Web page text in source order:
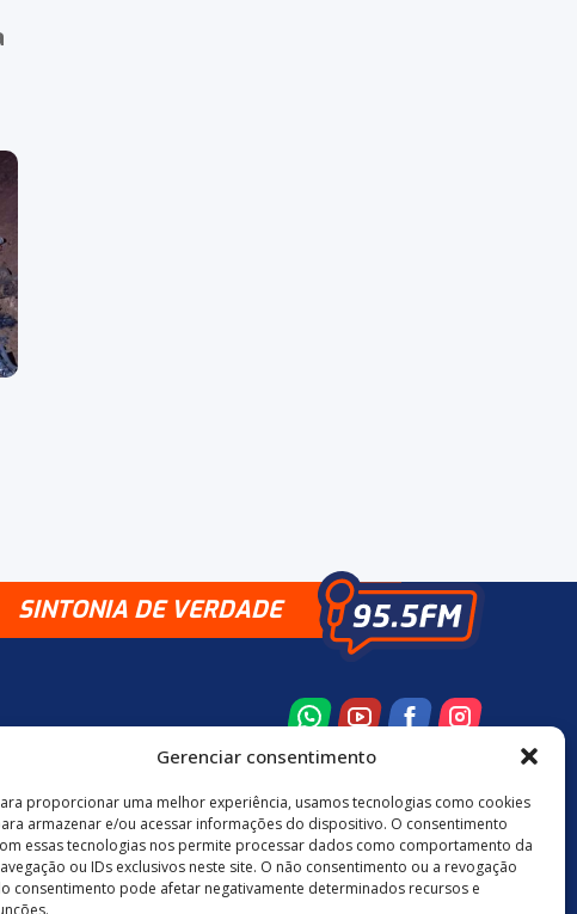
Gerenciar consentimento
proporcionar uma melhor experiência, usamos tecnologias como cookies
armazenar e/ou acessar informações do dispositivo. O consentimento
essas tecnologias nos permite processar dados como comportamento da
ou IDs exclusivos neste site. O não consentimento ou a revogação
consentimento pode afetar negativamente determinados recursos e
SINTONIA DE VERDADE
48 3524-0137 48 9880-84667